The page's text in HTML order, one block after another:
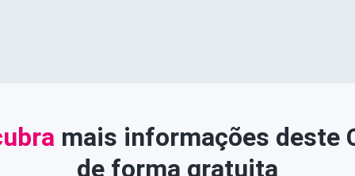
mais informações deste
de forma gratuita